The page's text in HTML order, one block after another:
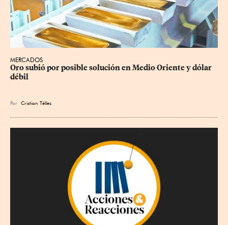
MERCADOS
Oro subió por posible solución en Medio Oriente y dólar
débil
Por Cristian Téllez